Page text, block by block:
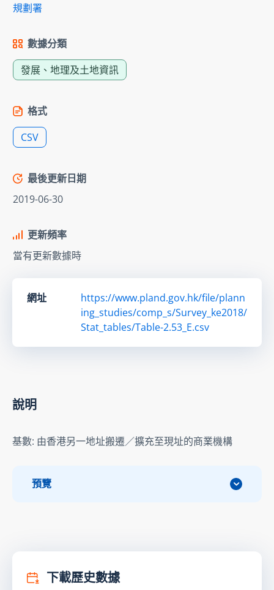
規劃署
數據分類
發展、地理及土地資訊
格式
CSV
最後更新日期
2019-06-30
更新頻率
當有更新數據時
網址
https://www.pland.gov.hk/file/plann
ing_studies/comp_s/Survey_ke2018/
Stat_tables/Table-2.53_E.csv
說明
基數: 由香港另一地址搬遷／擴充至現址的商業機構
預覽
下載歷史數據